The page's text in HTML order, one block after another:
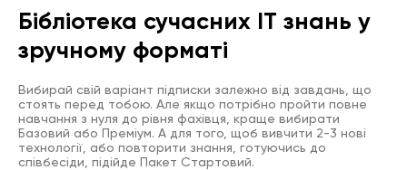
Бібліотека сучасних IT знань у
зручному форматі
Вибирай свій варіант підписки залежно від завдань, що
стоять перед тобою. Але якщо потрібно пройти повне
навчання з нуля до рівня фахівця, краще вибирати
Базовий або Преміум. А для того, щоб вивчити 2-3 нові
технології, або повторити знання, готуючись до
співбесіди, підійде Пакет Стартовий.